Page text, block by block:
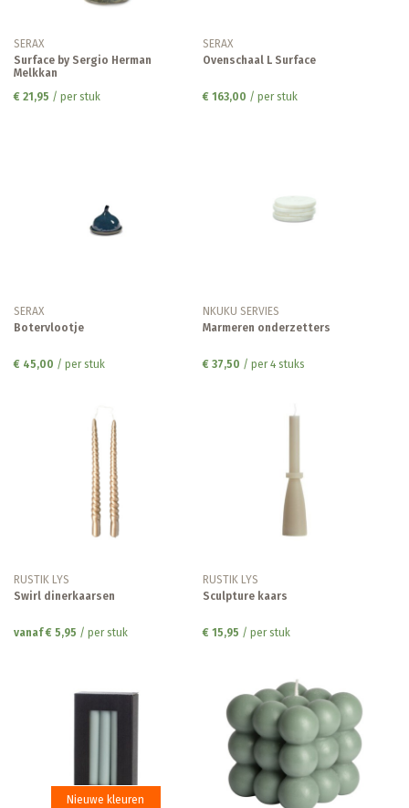
SERAX
Surface by Sergio Herman
Melkkan
€ 21,95 / per stuk
SERAX
Ovenschaal L Surface
€ 163,00 / per stuk
SERAX
Botervlootje
€ 45,00 / per stuk
NKUKU SERVIES
Marmeren onderzetters
€ 37,50 / per 4 stuks
RUSTIK LYS
Swirl dinerkaarsen
vanaf € 5,95 / per stuk
RUSTIK LYS
Sculpture kaars
€ 15,95 / per stuk
Nieuwe kleuren